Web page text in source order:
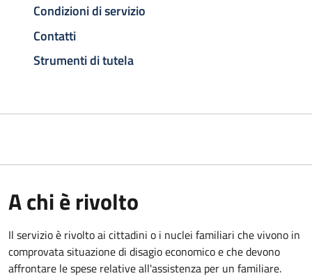
Condizioni di servizio
Contatti
Strumenti di tutela
A chi è rivolto
Il servizio è rivolto ai cittadini o i nuclei familiari che vivono in
comprovata situazione di disagio economico e che devono
affrontare le spese relative all'assistenza per un familiare.